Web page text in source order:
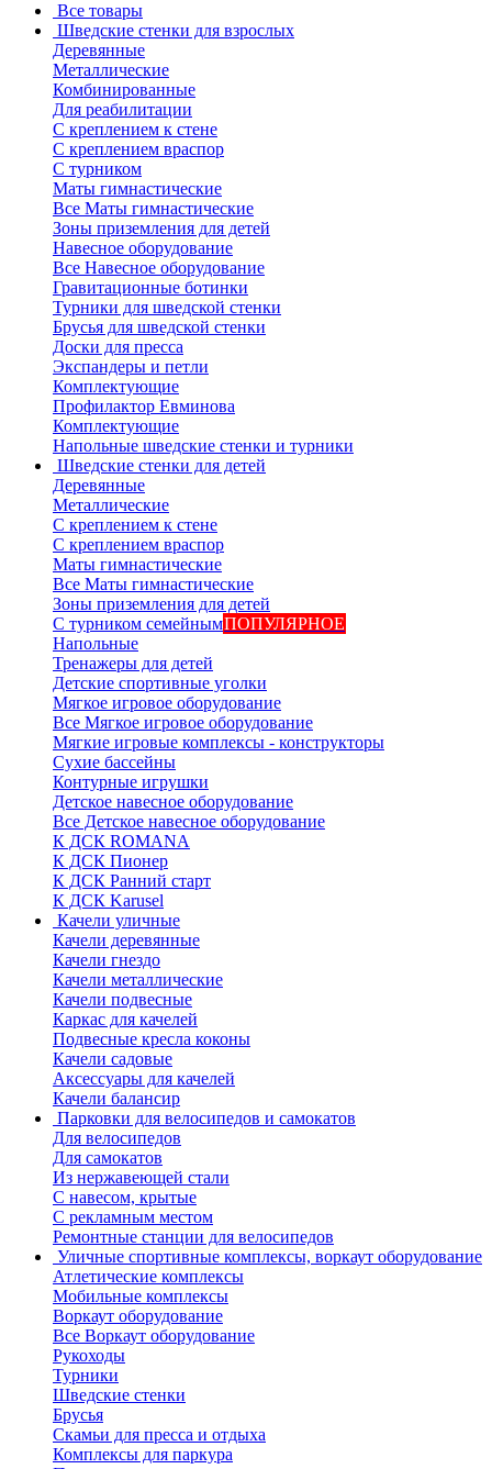
Все товары
Шведские стенки для взрослых
Деревянные
Металлические
Комбинированные
Для реабилитации
С креплением к стене
С креплением враспор
С турником
Маты гимнастические
Все Маты гимнастические
Зоны приземления для детей
Навесное оборудование
Все Навесное оборудование
Гравитационные ботинки
Турники для шведской стенки
Брусья для шведской стенки
Доски для пресса
Экспандеры и петли
Комплектующие
Профилактор Евминова
Комплектующие
Напольные шведские стенки и турники
Шведские стенки для детей
Деревянные
Металлические
С креплением к стене
С креплением враспор
Маты гимнастические
Все Маты гимнастические
Зоны приземления для детей
С турником семейнымПОПУЛЯРНОЕ
Напольные
Тренажеры для детей
Детские спортивные уголки
Мягкое игровое оборудование
Все Мягкое игровое оборудование
Мягкие игровые комплексы - конструкторы
Сухие бассейны
Контурные игрушки
Детское навесное оборудование
Все Детское навесное оборудование
К ДСК ROMANA
К ДСК Пионер
К ДСК Ранний старт
К ДСК Karusel
Качели уличные
Качели деревянные
Качели гнездо
Качели металлические
Качели подвесные
Каркас для качелей
Подвесные кресла коконы
Качели садовые
Аксессуары для качелей
Качели балансир
Парковки для велосипедов и самокатов
Для велосипедов
Для самокатов
Из нержавеющей стали
С навесом, крытые
С рекламным местом
Ремонтные станции для велосипедов
Уличные спортивные комплексы, воркаут оборудование
Атлетические комплексы
Мобильные комплексы
Воркаут оборудование
Все Воркаут оборудование
Рукоходы
Турники
Шведские стенки
Брусья
Скамьи для пресса и отдыха
Комплексы для паркура